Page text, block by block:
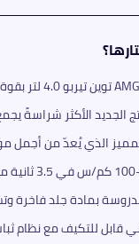
الجديد الأكثر شراسةً
بمادة جلد فاخرة